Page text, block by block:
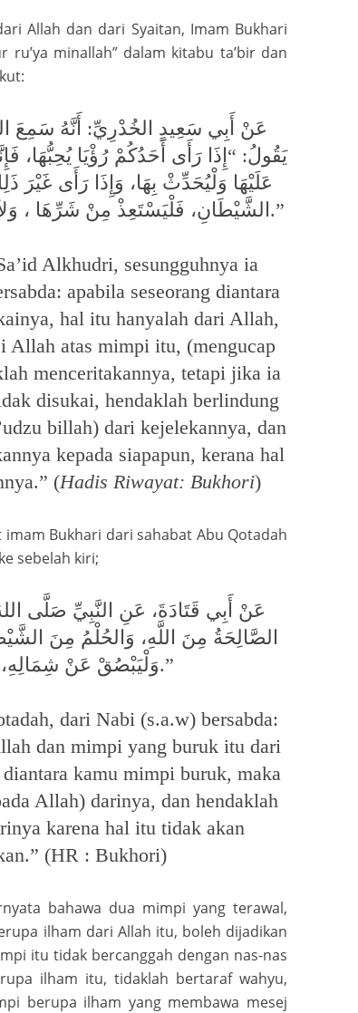
Allah dan dari Syaitan, Imam Bukhari
minallah” dalam kitabu ta’bir dan
عَنْ أَبِي سَعِيدٍ الخُدْرِيِّ: أَنَّهُ سَمِعَ
يَقُولُ: “إِذَا رَأَى أَحَدُكُمْ رُؤْيَا يُحِبُّهَا،
عَلَيْهَا وَلْيُحَدِّثْ بِهَا، وَإِذَا رَأَى غَيْرَ
الشَّيْطَانِ، فَلْيَسْتَعِذْ مِنْ شَرِّهَا ، وَلاَ يَذْكُرْهَا لِأَحَدٍ، فَإِنَّهَا لاَ تَضُرُّهُ.”
Alkhudri, sesungguhnya ia
apabila seseorang diantara
hal itu hanyalah dari Allah,
Allah atas mimpi itu, (mengucap
menceritakannya, tetapi jika ia
disukai, hendaklah berlindung
billah) dari kejelekannya, dan
kepada siapapun, kerana hal
(Hadis Riwayat: Bukhori)
Bukhari dari sahabat Abu Qotadah
sebelah kiri;
عَنْ أَبِي قَتَادَةَ، عَنِ النَّبِيِّ صَلَّى
الصَّالِحَةُ مِنَ اللَّهِ، وَالحُلْمُ مِنَ
وَلْيَبْصُقْ عَنْ شِمَالِهِ، فَإِنَّهَا لاَ تَضُرُّهُ.”
dari Nabi (s.a.w) bersabda:
dan mimpi yang buruk itu dari
kamu mimpi buruk, maka
Allah) darinya, dan hendaklah
karena hal itu tidak akan
(HR : Bukhori)
bahawa dua mimpi yang terawal,
ilham dari Allah itu, boleh dijadikan
itu tidak bercanggah dengan nas-nas
ilham itu, tidaklah bertaraf wahyu,
berupa ilham yang membawa mesej